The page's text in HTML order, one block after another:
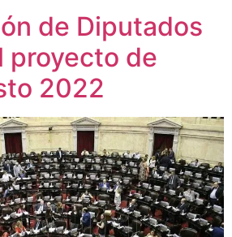
de Diputados
proyecto de
2022